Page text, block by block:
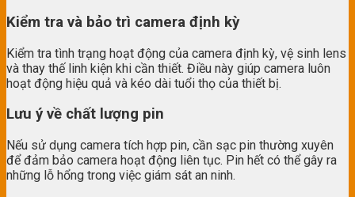
Kiểm tra và bảo trì camera định kỳ
Kiểm tra tình trạng hoạt động của camera định kỳ, vệ sinh lens
và thay thế linh kiện khi cần thiết. Điều này giúp camera luôn
hoạt động hiệu quả và kéo dài tuổi thọ của thiết bị.
Lưu ý về chất lượng pin
Nếu sử dụng camera tích hợp pin, cần sạc pin thường xuyên
để đảm bảo camera hoạt động liên tục. Pin hết có thể gây ra
những lỗ hổng trong việc giám sát an ninh.